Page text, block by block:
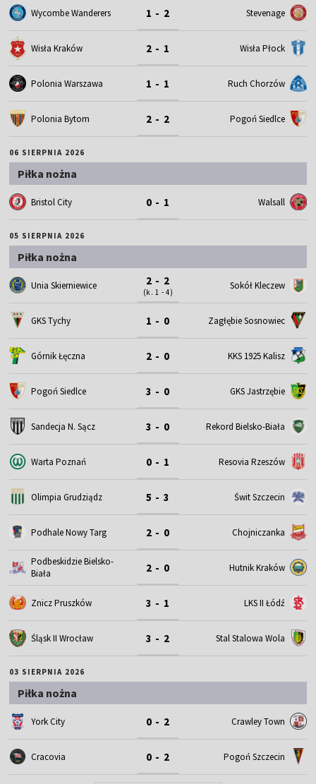
Wycombe Wanderers 1 - 2 Stevenage
Wisła Kraków 2 - 1 Wisła Płock
Polonia Warszawa 1 - 1 Ruch Chorzów
Polonia Bytom 2 - 2 Pogoń Siedlce
06 SIERPNIA 2026
Piłka nożna
Bristol City 0 - 1 Walsall
05 SIERPNIA 2026
Piłka nożna
Unia Skierniewice 2 - 2
(k. 1 - 4)
Sokół Kleczew
GKS Tychy 1 - 0 Zagłębie Sosnowiec
Górnik Łęczna 2 - 0 KKS 1925 Kalisz
Pogoń Siedlce 3 - 0 GKS Jastrzębie
Sandecja N. Sącz 3 - 0 Rekord Bielsko-Biała
Warta Poznań 0 - 1 Resovia Rzeszów
Olimpia Grudziądz 5 - 3 Świt Szczecin
Podhale Nowy Targ 2 - 0 Chojniczanka
Podbeskidzie Bielsko-
Biała
2 - 0 Hutnik Kraków
Znicz Pruszków 3 - 1 LKS II Łódź
Śląsk II Wrocław 3 - 2 Stal Stalowa Wola
03 SIERPNIA 2026
Piłka nożna
York City 0 - 2 Crawley Town
Cracovia 0 - 2 Pogoń Szczecin